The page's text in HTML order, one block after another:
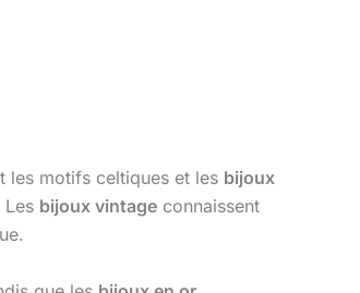
les motifs celtiques et les bijoux
Les bijoux vintage connaissent